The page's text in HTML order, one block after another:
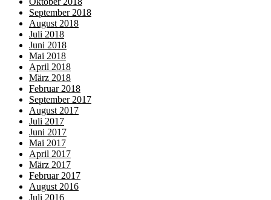
September 2018
August 2018
Juli 2018
Juni 2018
Mai 2018
April 2018
März 2018
Februar 2018
September 2017
August 2017
Juli 2017
Juni 2017
Mai 2017
April 2017
März 2017
Februar 2017
August 2016
Juli 2016